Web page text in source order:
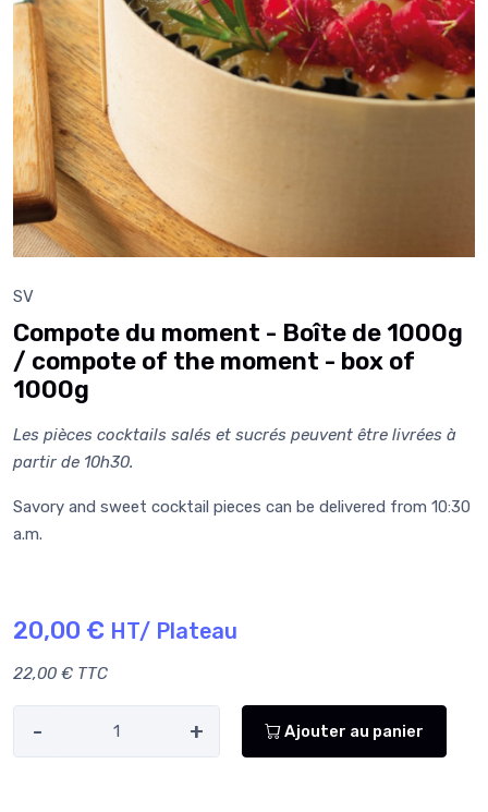
SV
Compote du moment - Boîte de 1000g
/ compote of the moment - box of
1000g
Les pièces cocktails salés et sucrés peuvent être livrées à
partir de 10h30.
Savory and sweet cocktail pieces can be delivered from 10:30
a.m.
20,00 € HT/ Plateau
22,00 € TTC
- + Ajouter au panier